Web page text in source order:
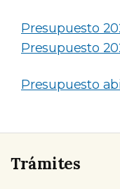
Presupuesto
Presupuesto
Presupuesto
Trámites